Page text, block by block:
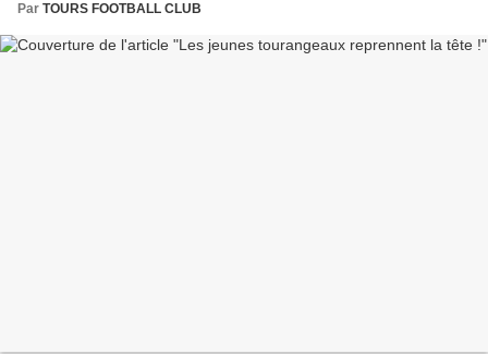
Par TOURS FOOTBALL CLUB